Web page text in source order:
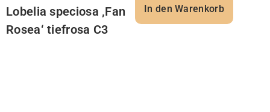
Lobelia speciosa ‚Fan
Rosea‘ tiefrosa C3
In den Warenkorb